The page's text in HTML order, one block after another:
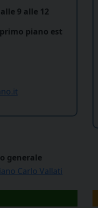
9 alle 12
primo piano est
generale
Carlo Vallati